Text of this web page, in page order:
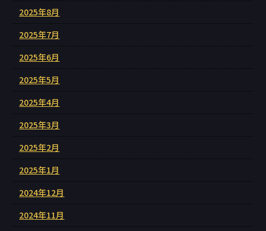
2025年8月
2025年7月
2025年6月
2025年5月
2025年4月
2025年3月
2025年2月
2025年1月
2024年12月
2024年11月